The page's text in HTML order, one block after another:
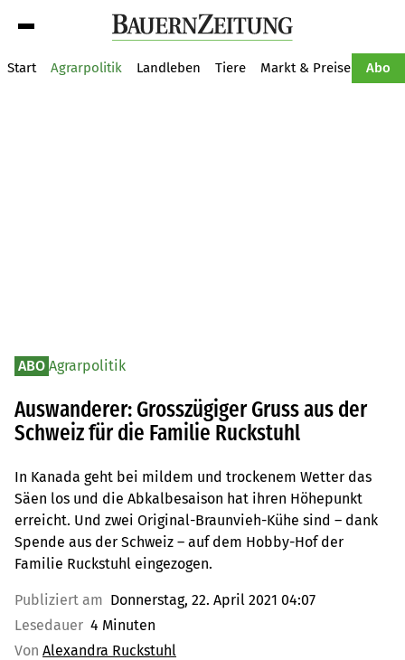
Start Agrarpolitik Landleben Tiere Markt & Preise Abo
ABO Agrarpolitik
Auswanderer: Grosszügiger Gruss aus der
Schweiz für die Familie Ruckstuhl
In Kanada geht bei mildem und trockenem Wetter das
Säen los und die Abkalbesaison hat ihren Höhepunkt
erreicht. Und zwei Original-Braunvieh-Kühe sind – dank
Spende aus der Schweiz – auf dem Hobby-Hof der
Familie Ruckstuhl eingezogen.
Publiziert am Donnerstag, 22. April 2021 04:07
Lesedauer 4 Minuten
Von Alexandra Ruckstuhl